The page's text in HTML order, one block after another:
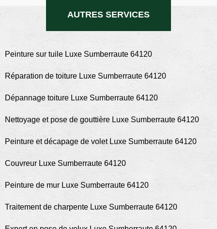
AUTRES SERVICES
Peinture sur tuile Luxe Sumberraute 64120
Réparation de toiture Luxe Sumberraute 64120
Dépannage toiture Luxe Sumberraute 64120
Nettoyage et pose de gouttière Luxe Sumberraute 64120
Peinture et décapage de volet Luxe Sumberraute 64120
Couvreur Luxe Sumberraute 64120
Peinture de mur Luxe Sumberraute 64120
Traitement de charpente Luxe Sumberraute 64120